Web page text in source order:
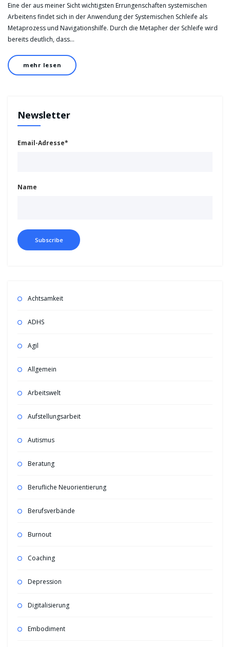
Eine der aus meiner Sicht wichtigsten Errungenschaften systemischen
Arbeitens findet sich in der Anwendung der Systemischen Schleife als
Metaprozess und Navigationshilfe. Durch die Metapher der Schleife wird
bereits deutlich, dass…
mehr lesen
Newsletter
Email-Adresse*
Name
Achtsamkeit
ADHS
Agil
Allgemein
Arbeitswelt
Aufstellungsarbeit
Autismus
Beratung
Berufliche Neuorientierung
Berufsverbände
Burnout
Coaching
Depression
Digitalisierung
Embodiment